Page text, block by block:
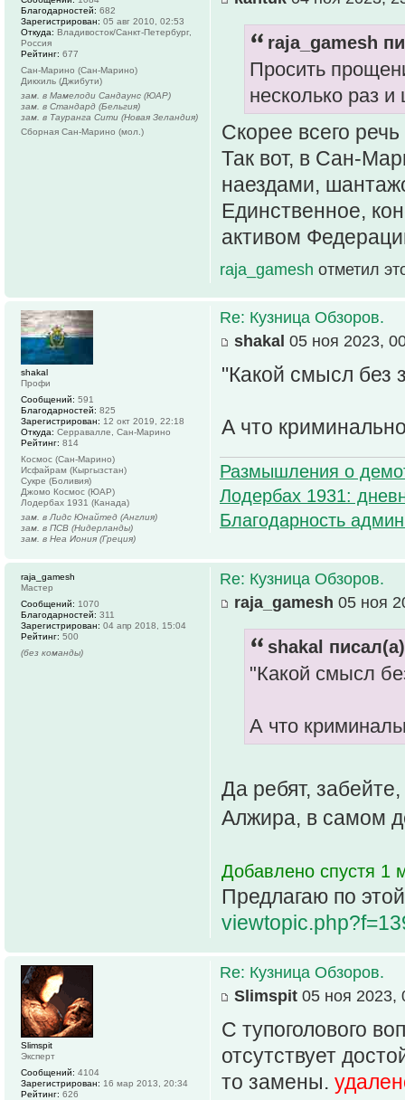
raja_gamesh
Просить
несколько раз
Скорее всего
Так вот, в Сан-
наездами,
Единственное,
активом
raja_gamesh отметил
Благодарностей: 682
Зарегистрирован: 05 авг 2010, 02:53
Откуда: Владивосток/Санкт-Петербург,
Россия
Рейтинг: 677
Сан-Марино (Сан-Марино)
Дикхиль (Джибути)
зам. в Мамелоди Сандаунс (ЮАР)
зам. в Стандард (Бельгия)
зам. в Тауранга Сити (Новая Зеландия)
Сборная Сан-Марино (мол.)
Re: Кузница Обзоров.
shakal 05 ноя 2023,
"Какой смысл без
А что
Размышления о
Лодербах 1931:
Благодарность
shakal
Профи
Сообщений: 591
Благодарностей: 825
Зарегистрирован: 12 окт 2019, 22:18
Откуда: Серравалле, Сан-Марино
Рейтинг: 814
Космос (Сан-Марино)
Исфайрам (Кыргызстан)
Сукре (Боливия)
Джомо Космос (ЮАР)
Лодербах 1931 (Канада)
зам. в Лидс Юнайтед (Англия)
зам. в ПСВ (Нидерланды)
зам. в Неа Иония (Греция)
Re: Кузница Обзоров.
raja_gamesh 05 ноя
shakal
"Какой смысл
А что
Да ребят,
Алжира, в самом
Добавлено спустя 1
Предлагаю по
raja_gamesh
Мастер
Сообщений: 1070
Благодарностей: 311
Зарегистрирован: 04 апр 2018, 15:04
Рейтинг: 500
(без команды)
Re: Кузница Обзоров.
Slimspit 05 ноя 2023,
С тупоголового
отсутствует
то замены.
Slimspit
Эксперт
Сообщений: 4104
Зарегистрирован: 16 мар 2013, 20:34
Рейтинг: 626